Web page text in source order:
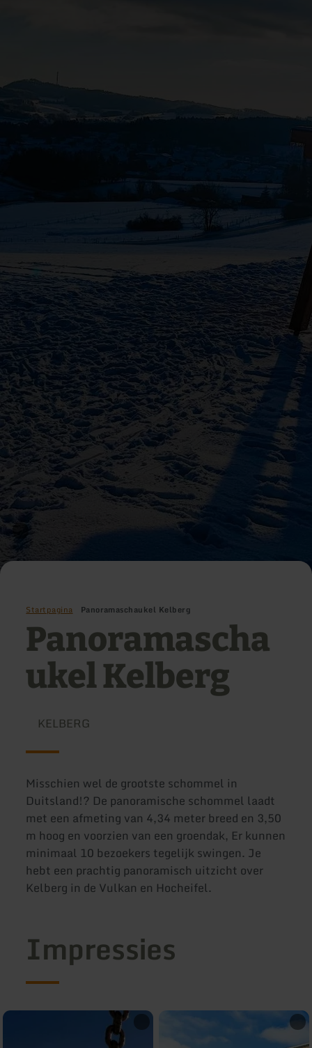
Startpagina Panoramaschaukel Kelberg
Panoramascha
ukel Kelberg
KELBERG
Misschien wel de grootste schommel in
Duitsland!? De panoramische schommel laadt
met een afmeting van 4,34 meter breed en 3,50
m hoog en voorzien van een groendak, Er kunnen
minimaal 10 bezoekers tegelijk swingen. Je
hebt een prachtig panoramisch uitzicht over
Kelberg in de Vulkan en Hocheifel.
Impressies